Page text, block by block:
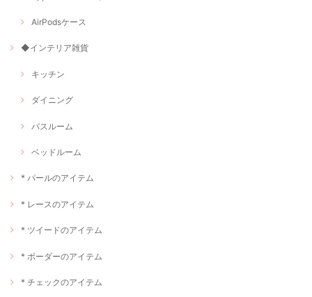
AirPodsケース
◆インテリア雑貨
キッチン
ダイニング
バスルーム
ベッドルーム
* パールのアイテム
* レースのアイテム
* ツイードのアイテム
* ボーダーのアイテム
* チェックのアイテム